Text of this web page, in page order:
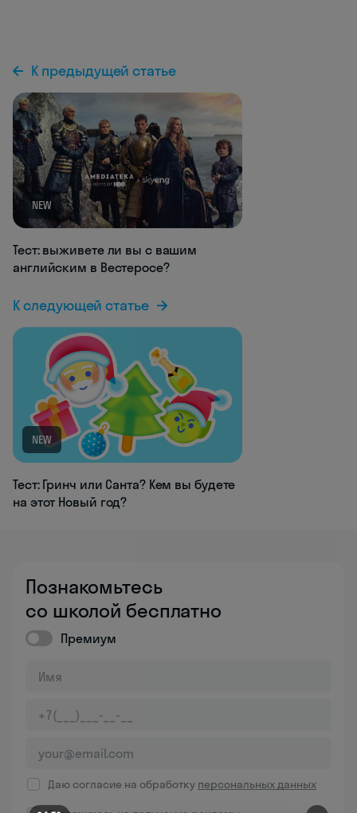
К предыдущей статье
NEW
Тест: выживете ли вы с вашим
английским в Вестеросе?
К следующей статье
NEW
Тест: Гринч или Санта? Кем вы будете
на этот Новый год?
Познакомьтесь
со школой бесплатно
Премиум
Даю согласие на обработку персональных данных